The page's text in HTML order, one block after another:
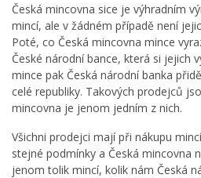
Česká mincovna sice je výhradním
mincí, ale v žádném případě není
Poté, co Česká mincovna mince
České národní bance, která si jejich
mince pak Česká národní banka
celé republiky. Takových prodejců
mincovna je jenom jedním z nich.
Všichni prodejci mají při nákupu
stejné podmínky a Česká mincovna
jenom tolik mincí, kolik nám Česká